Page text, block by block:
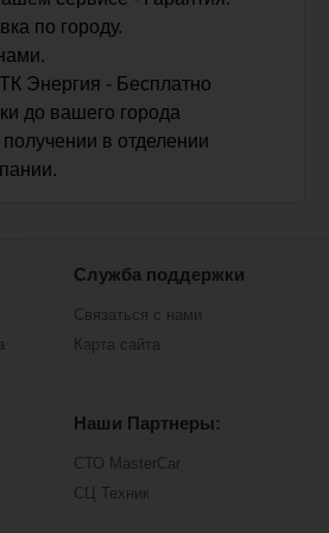
по городу.
Энергия - Бесплатно
до вашего города
в отделении
Служба поддержки
Связаться с нами
Карта сайта
Наши Партнеры:
СТО MasterCar
СЦ Техник